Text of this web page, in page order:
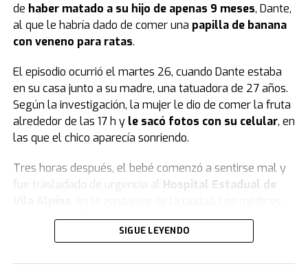
de haber matado a su hijo de apenas 9 meses, Dante,
al que le habría dado de comer una papilla de banana
con veneno para ratas.
El episodio ocurrió el martes 26, cuando Dante estaba
en su casa junto a su madre, una tatuadora de 27 años.
Según la investigación, la mujer le dio de comer la fruta
alrededor de las 17 h y le sacó fotos con su celular, en
las que el chico aparecía sonriendo.
Tres horas después, el bebé comenzó a sentirse mal y
fue trasladado de urgencia al Hospital Estadual de
no lograron salvarlo.
El informe forense y la declaración de la
SIGUE LEYENDO